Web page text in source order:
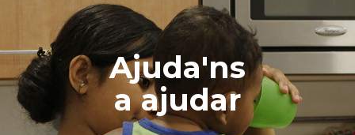
Ajuda'ns
a ajudar